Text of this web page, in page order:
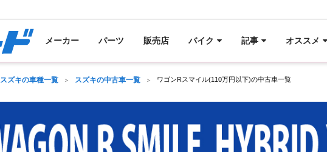
メーカー パーツ 販売店 バイク 記事 オススメ
スズキの車種一覧 スズキの中古車一覧 ワゴンRスマイル(110万円以下)の中古車一覧